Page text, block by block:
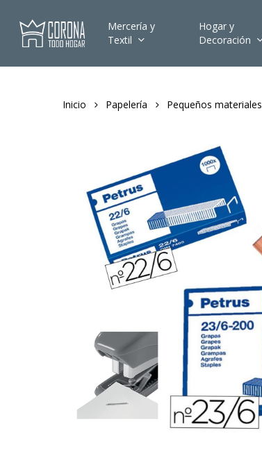
Mercería y
Textil
Hogar y
Decoración
Inicio Papelería Pequeños materiales